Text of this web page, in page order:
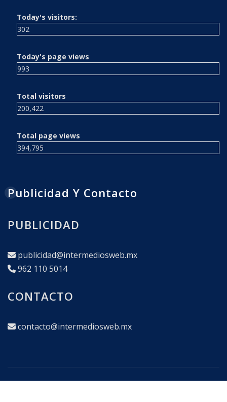
Today's visitors:
302
Today's page views
993
Total visitors
200,422
Total page views
394,795
Publicidad Y Contacto
PUBLICIDAD
publicidad@intermediosweb.mx
962 110 5014
CONTACTO
contacto@intermediosweb.mx